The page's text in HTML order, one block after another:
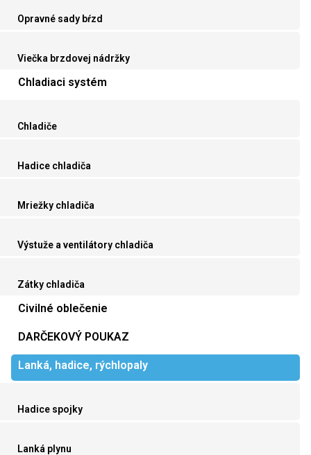
Opravné sady bŕzd
Viečka brzdovej nádržky
Chladiaci systém
Chladiče
Hadice chladiča
Mriežky chladiča
Výstuže a ventilátory chladiča
Zátky chladiča
Civilné oblečenie
DARČEKOVÝ POUKAZ
Lanká, hadice, rýchlopaly
Hadice spojky
Lanká plynu